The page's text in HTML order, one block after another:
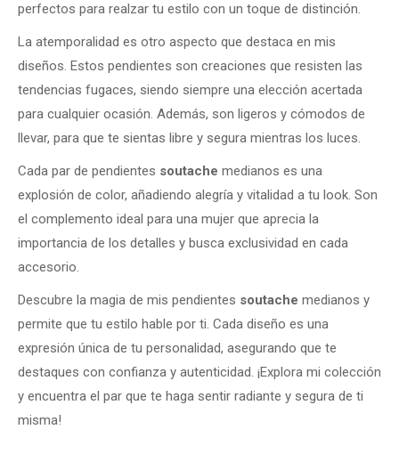
perfectos para realzar tu estilo con un toque de distinción.
La atemporalidad es otro aspecto que destaca en mis
diseños. Estos pendientes son creaciones que resisten las
tendencias fugaces, siendo siempre una elección acertada
para cualquier ocasión. Además, son ligeros y cómodos de
llevar, para que te sientas libre y segura mientras los luces.
Cada par de pendientes soutache medianos es una
explosión de color, añadiendo alegría y vitalidad a tu look. Son
el complemento ideal para una mujer que aprecia la
importancia de los detalles y busca exclusividad en cada
accesorio.
Descubre la magia de mis pendientes soutache medianos y
permite que tu estilo hable por ti. Cada diseño es una
expresión única de tu personalidad, asegurando que te
destaques con confianza y autenticidad. ¡Explora mi colección
y encuentra el par que te haga sentir radiante y segura de ti
misma!